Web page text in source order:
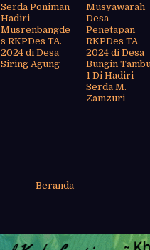
Serda Poniman
Hadiri
Musrenbangde
s RKPDes TA.
2024 di Desa
Siring Agung
Musyawarah
Desa
Penetapan
RKPDes TA
2024 di Desa
Bungin
1 Di Hadiri
Serda M.
Zamzuri
Beranda